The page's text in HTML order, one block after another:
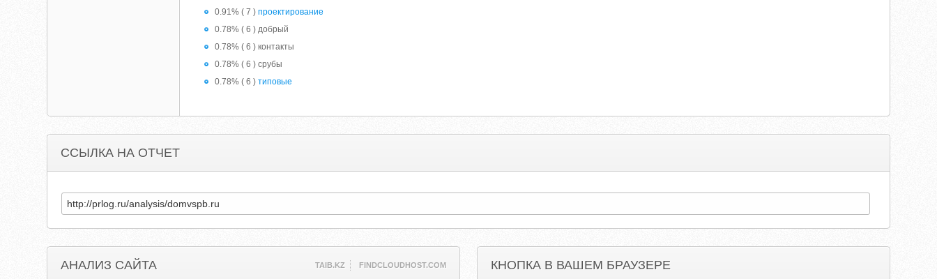
0.91% ( 7 )проектирование
0.78% ( 6 ) добрый
0.78% ( 6 ) контакты
0.78% ( 6 ) срубы
0.78% ( 6 )типовые
ССЫЛКА НА ОТЧЕТ
АНАЛИЗ САЙТА TAIB.KZ FINDCLOUDHOST.COM КНОПКА В ВАШЕМ БРАУЗЕРЕ